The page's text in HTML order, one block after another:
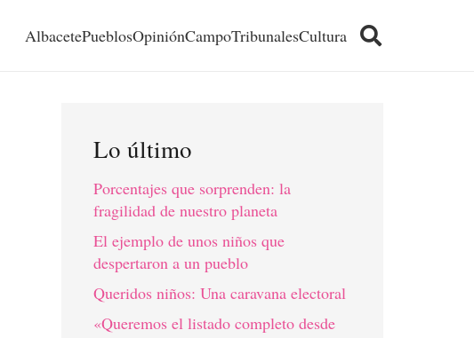
AlbacetePueblosOpiniónCampoTribunalesCultura
Lo último
Porcentajes que sorprenden: la
fragilidad de nuestro planeta
El ejemplo de unos niños que
despertaron a un pueblo
Queridos niños: Una caravana electoral
«Queremos el listado completo desde